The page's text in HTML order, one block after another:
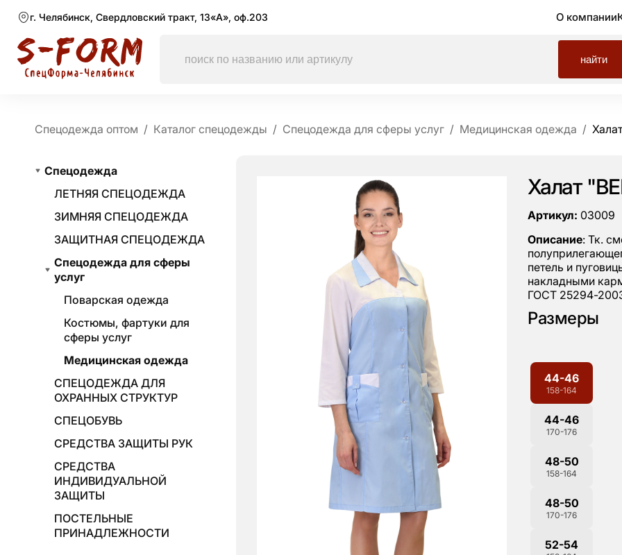
г. Челябинск, Свердловский тракт, 13«А», оф.203 О компании
найти
Спецодежда оптом Каталог спецодежды Спецодежда для сферы услуг Медицинская одежда
Спецодежда
ЛЕТНЯЯ СПЕЦОДЕЖДА
ЗИМНЯЯ СПЕЦОДЕЖДА
ЗАЩИТНАЯ СПЕЦОДЕЖДА
Спецодежда для сферы
услуг
Поварская одежда
Костюмы, фартуки для
сферы услуг
Медицинская одежда
СПЕЦОДЕЖДА ДЛЯ
ОХРАННЫХ СТРУКТУР
СПЕЦОБУВЬ
СРЕДСТВА ЗАЩИТЫ РУК
СРЕДСТВА
ИНДИВИДУАЛЬНОЙ
ЗАЩИТЫ
ПОСТЕЛЬНЫЕ
ПРИНАДЛЕЖНОСТИ
Халат
Артикул: 03009
Описание: Тк.
петель и
накладными
ГОСТ 25294-
Размеры
44-46
158-164
44-46
170-176
48-50
158-164
48-50
170-176
52-54